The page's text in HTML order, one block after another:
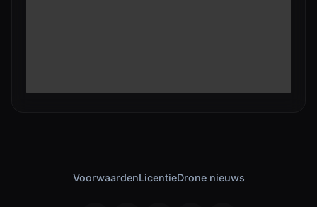
VoorwaardenLicentieDrone nieuws